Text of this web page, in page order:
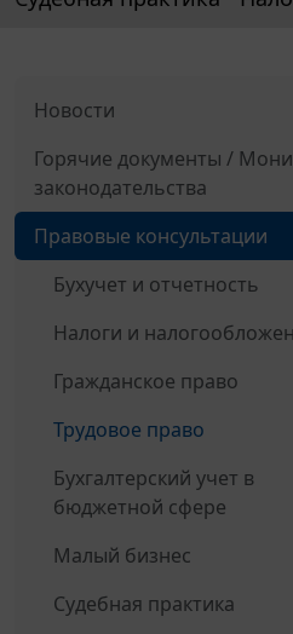
Новости
Горячие документы /
законодательства
Правовые консультации
Бухучет и отчетность
Налоги и
Гражданское право
Трудовое право
Бухгалтерский учет в
бюджетной сфере
Малый бизнес
Судебная практика